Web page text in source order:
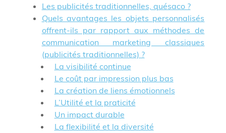
Les publicités traditionnelles, quésaco ?
Quels avantages les objets personnalisés
offrent-ils par rapport aux méthodes de
communication marketing classiques
(publicités traditionnelles) ?
La visibilité continue
Le coût par impression plus bas
La création de liens émotionnels
L’Utilité et la praticité
Un impact durable
La flexibilité et la diversité